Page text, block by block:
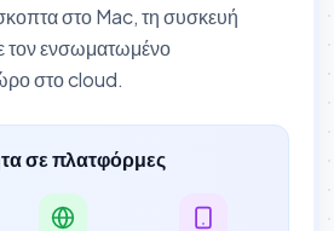
στο Mac, τη συσκευή
τον ενσωματωμένο
στο cloud.
σε πλατφόρμες